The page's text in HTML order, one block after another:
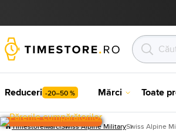
Reduceri -20–50 % Mărci Toate
TimestoreMărciSwiss Alpine MilitarySwiss Alpine